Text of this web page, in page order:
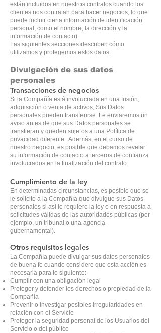
están incluidos en nuestros contratos cuando los
clientes nos contratan para hacer negocios, lo que
puede incluir cierta información de identificación
personal, como el nombre, la dirección y la
información de contacto).
Las siguientes secciones describen cómo
utilizamos y protegemos estos datos.
Divulgación de sus datos
personales
Transacciones de negocios
Si la Compañía está involucrada en una fusión,
adquisición o venta de activos, Sus Datos
personales pueden transferirse. Le enviaremos un
aviso antes de que sus Datos personales se
transfieran y queden sujetos a una Política de
privacidad diferente. Además, en el curso de
nuestro negocio, es posible que debamos revelar
su información de contacto a terceros de confianza
involucrados en la finalización del contrato.
Cumplimiento de la ley
En determinadas circunstancias, es posible que se
le solicite a la Compañía que divulgue sus Datos
personales si así lo requiere la ley o en respuesta a
solicitudes válidas de las autoridades públicas (por
ejemplo, un tribunal o una agencia
gubernamental).
Otros requisitos legales
La Compañía puede divulgar sus datos personales
de buena fe cuando considere que esta acción es
necesaria para lo siguiente:
Cumplir con una obligación legal
Proteger y defender los derechos o propiedad de la
Compañía
Prevenir o investigar posibles irregularidades en
relación con el Servicio
Proteger la seguridad personal de los Usuarios del
Servicio o del público